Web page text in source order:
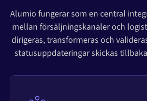
Alumio fungerar som en central
mellan försäljningskanaler och
dirigeras, transformeras och
statusuppdateringar skickas